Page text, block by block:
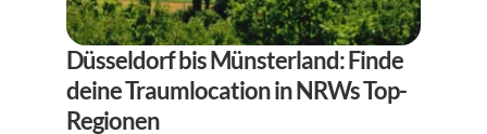
Düsseldorf bis Münsterland: Finde
deine Traumlocation in NRWs Top-
Regionen